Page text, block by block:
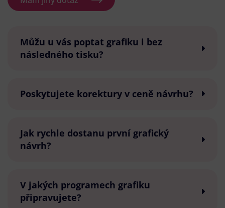
Můžu u vás poptat grafiku i bez
následného tisku?
Poskytujete korektury v ceně návrhu?
Jak rychle dostanu první grafický
návrh?
V jakých programech grafiku
připravujete?